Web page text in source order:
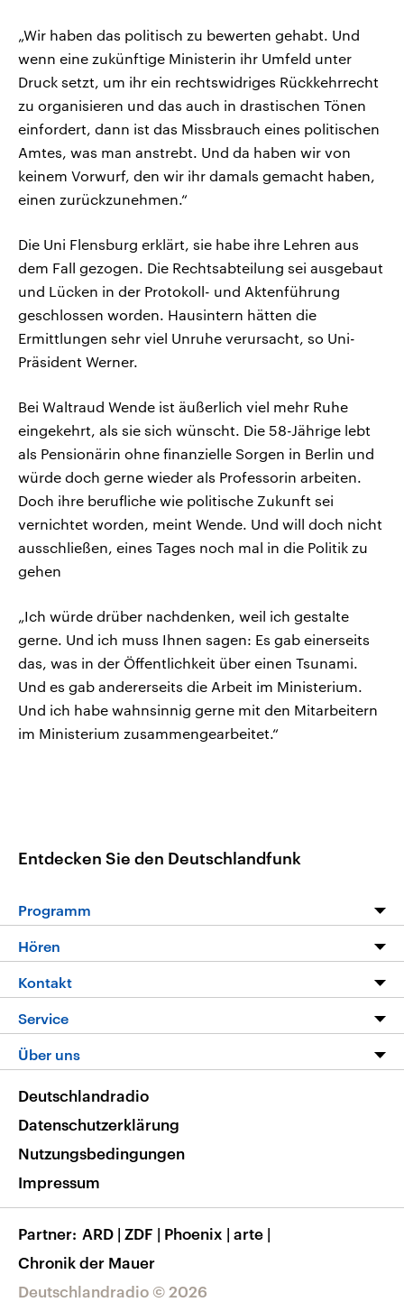
„Wir haben das politisch zu bewerten gehabt. Und
wenn eine zukünftige Ministerin ihr Umfeld unter
Druck setzt, um ihr ein rechtswidriges Rückkehrrecht
zu organisieren und das auch in drastischen Tönen
einfordert, dann ist das Missbrauch eines politischen
Amtes, was man anstrebt. Und da haben wir von
keinem Vorwurf, den wir ihr damals gemacht haben,
einen zurückzunehmen.“
Die Uni Flensburg erklärt, sie habe ihre Lehren aus
dem Fall gezogen. Die Rechtsabteilung sei ausgebaut
und Lücken in der Protokoll- und Aktenführung
geschlossen worden. Hausintern hätten die
Ermittlungen sehr viel Unruhe verursacht, so Uni-
Präsident Werner.
Bei Waltraud Wende ist äußerlich viel mehr Ruhe
eingekehrt, als sie sich wünscht. Die 58-Jährige lebt
als Pensionärin ohne finanzielle Sorgen in Berlin und
würde doch gerne wieder als Professorin arbeiten.
Doch ihre berufliche wie politische Zukunft sei
vernichtet worden, meint Wende. Und will doch nicht
ausschließen, eines Tages noch mal in die Politik zu
gehen
„Ich würde drüber nachdenken, weil ich gestalte
gerne. Und ich muss Ihnen sagen: Es gab einerseits
das, was in der Öffentlichkeit über einen Tsunami.
Und es gab andererseits die Arbeit im Ministerium.
Und ich habe wahnsinnig gerne mit den Mitarbeitern
im Ministerium zusammengearbeitet.“
Entdecken Sie den Deutschlandfunk
Programm
Programm
Die Nachrichten
Nachrichtenleicht
Neue Beiträge auf dlf.de
Hören
Livestream
Podcasts
Deutschlandfunk App
Nachrichten App
Frequenzen
Kontakt
Hörerservice
Service
FAQ
Veranstaltungen
Musikliste
RSS
Über uns
Barrierefreiheit
Deutschlandradio © 2026
Deutschlandradio
Datenschutzerklärung
Nutzungsbedingungen
Impressum
Partner ARD | ZDF | Phoenix | arte |
Chronik der Mauer